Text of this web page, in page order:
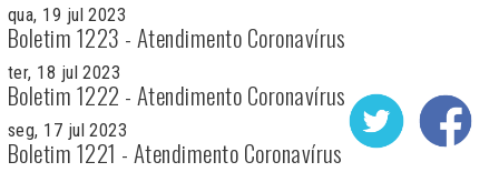
qua, 19 jul 2023
Boletim 1223 - Atendimento Coronavírus
ter, 18 jul 2023
Boletim 1222 - Atendimento Coronavírus
seg, 17 jul 2023
Boletim 1221 - Atendimento Coronavírus